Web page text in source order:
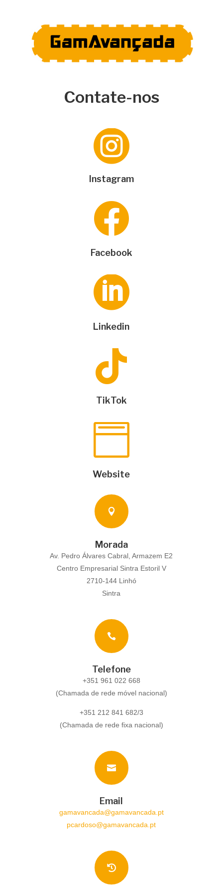
Contate-nos

Instagram

Facebook

Linkedin

TikTok

Website

Morada
Av. Pedro Álvares Cabral, Armazem E2
Centro Empresarial Sintra Estoril V
2710-144 Linhó
Sintra

Telefone
+351 961 022 668
(Chamada de rede móvel nacional)
+351 212 841 682/3
(Chamada de rede fixa nacional)

Email
gamavancada@gamavancada.pt
pcardoso@gamavancada.pt
